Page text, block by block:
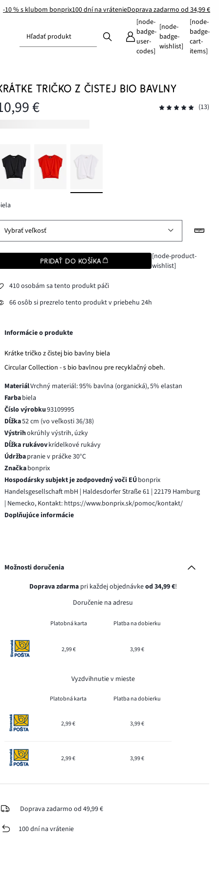
-10 % s klubom bonprix100 dní na vrátenieDoprava zadarmo od 34,99 €
Hľadať produkt
[node-
badge-
user-
codes]
[node-
badge-
wishlist]
[node-
badge-
cart-
items]
TRIČKO Z ČISTEJ BIO BAVLNY
€ (13)
Vybrať veľkosť
PRIDAŤ DO KOŠÍKA
[node-product-
wishlist]
410 osobám sa tento produkt páči
66 osôb si prezrelo tento produkt v priebehu 24h
Informácie o produkte
Krátke tričko z čistej bio bavlny biela
Circular Collection - s bio bavlnou pre recyklačný obeh.
MateriálVrchný materiál: 95% bavlna (organická), 5% elastan
Farbabiela
Číslo výrobku93109995
Dĺžka52 cm (vo veľkosti 36/38)
Výstrihokrúhly výstrih, úzky
Dĺžka rukávovkrídelkové rukávy
Údržbapranie v práčke 30°C
Značkabonprix
Hospodársky subjekt je zodpovedný voči EÚbonprix
Handelsgesellschaft mbH | Haldesdorfer Straße 61 | 22179 Hamburg
| Nemecko, Kontakt: https://www.bonprix.sk/pomoc/kontakt/
Doplňujúce informácie
Možnosti doručenia
Doprava zdarmapri každej objednávkeod 34,99 €!
Doručenie na adresu
Platobná karta Platba na dobierku
2,99 € 3,99 €
Vyzdvihnutie v mieste
Platobná karta Platba na dobierku
2,99 € 3,99 €
2,99 € 3,99 €
Doprava zadarmo od 49,99 €
100 dní na vrátenie